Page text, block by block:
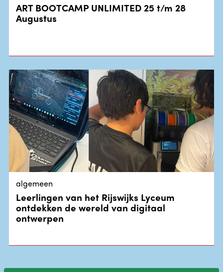
ART BOOTCAMP UNLIMITED 25 t/m 28
Augustus
algemeen
Leerlingen van het Rijswijks Lyceum
ontdekken de wereld van digitaal
ontwerpen